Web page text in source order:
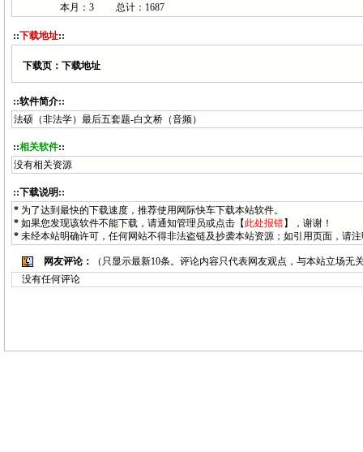
本月： 3 总计： 1687
::下载地址::
下载页： 下载地址
::软件简介::
法硕（非法学）最后五套题-白文桥（音频）
::相关软件::
没有相关资源
::下载说明::
* 为了达到最快的下载速度，推荐使用网际快车下载本站软件。
* 如果您发现该软件不能下载，请通知管理员或点击【 此处报错】，谢谢！
* 未经本站明确许可，任何网站不得非法盗链及抄袭本站资源；如引用页面，请
网友评论：
（只显示最新10条。评论内容只代表网友观点，与本站立场无
没有任何评论